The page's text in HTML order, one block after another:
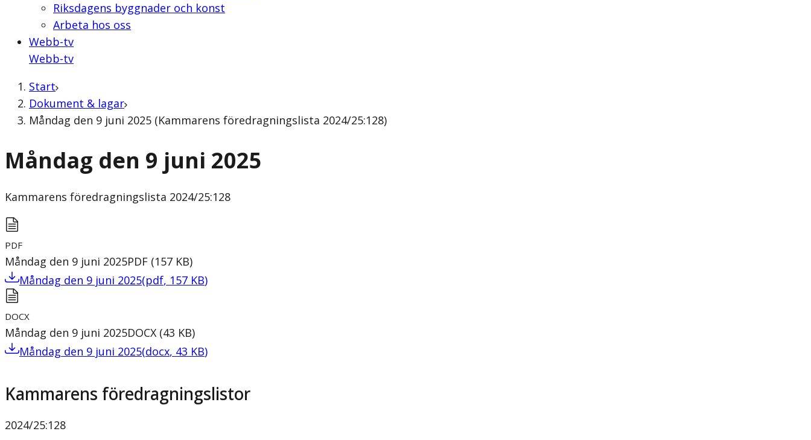
Riksdagens byggnader och konst
Arbeta hos oss
Webb-tv
Webb-tv
Start
Dokument & lagar
Måndag den 9 juni 2025 (Kammarens föredragningslista 2024/25:128)
Måndag den 9 juni 2025
Kammarens föredragningslista 2024/25:128
PDF
Måndag den 9 juni 2025PDF (157 KB)
Måndag den 9 juni 2025(pdf, 157 KB)
DOCX
Måndag den 9 juni 2025DOCX (43 KB)
Måndag den 9 juni 2025(docx, 43 KB)
Kammarens föredragningslistor
2024/25:128